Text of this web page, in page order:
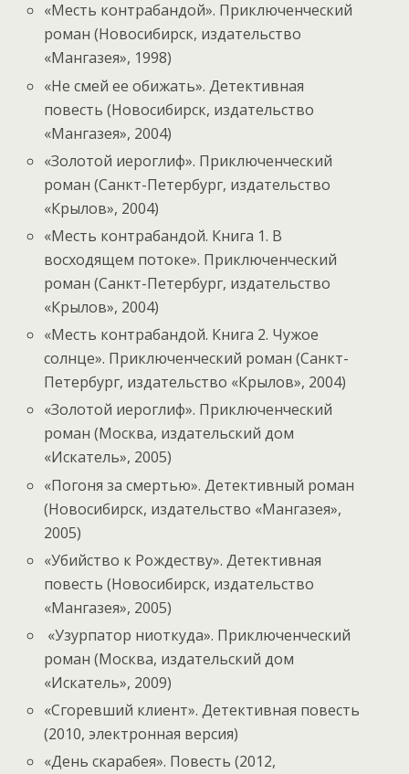
«Месть контрабандой». Приключенческий
роман (Новосибирск, издательство
«Мангазея», 1998)
«Не смей ее обижать». Детективная
повесть (Новосибирск, издательство
«Мангазея», 2004)
«Золотой иероглиф». Приключенческий
роман (Санкт-Петербург, издательство
«Крылов», 2004)
«Месть контрабандой. Книга 1. В
восходящем потоке». Приключенческий
роман (Санкт-Петербург, издательство
«Крылов», 2004)
«Месть контрабандой. Книга 2. Чужое
солнце». Приключенческий роман (Санкт-
Петербург, издательство «Крылов», 2004)
«Золотой иероглиф». Приключенческий
роман (Москва, издательский дом
«Искатель», 2005)
«Погоня за смертью». Детективный роман
(Новосибирск, издательство «Мангазея»,
2005)
«Убийство к Рождеству». Детективная
повесть (Новосибирск, издательство
«Мангазея», 2005)
«Узурпатор ниоткуда». Приключенческий
роман (Москва, издательский дом
«Искатель», 2009)
«Сгоревший клиент». Детективная повесть
(2010, электронная версия)
«День скарабея». Повесть (2012,